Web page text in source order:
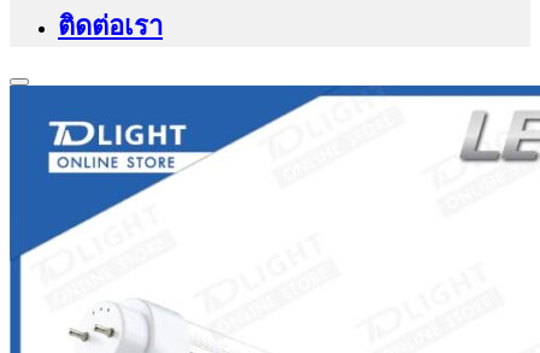
ติดต่อเรา